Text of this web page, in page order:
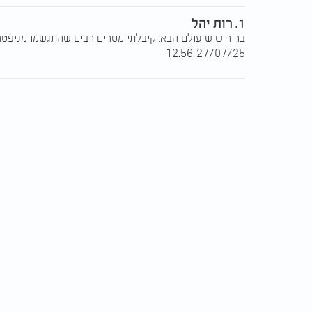
1. רות יהל
ברור שיש עולם הבא. קיבלתי מסרים רבים שהתגשמו
27/07/25 12:56